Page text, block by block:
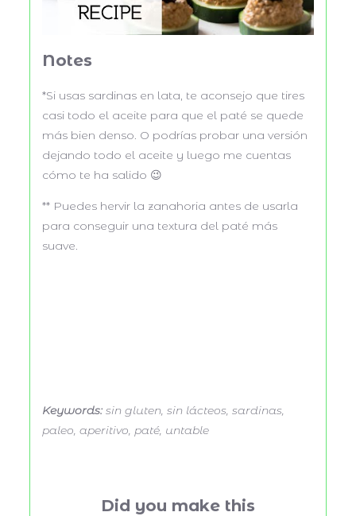
Notes
*Si usas sardinas en lata, te aconsejo que tires
casi todo el aceite para que el paté se quede
más bien denso. O podrías probar una versión
dejando todo el aceite y luego me cuentas
cómo te ha salido 😉
** Puedes hervir la zanahoria antes de usarla
para conseguir una textura del paté más
suave.
Keywords: sin gluten, sin lácteos, sardinas,
paleo, aperitivo, paté, untable
Did you make this